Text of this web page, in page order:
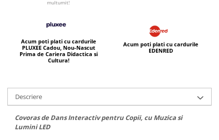
multumit!
Acum poti plati cu cardurile
PLUXEE Cadou, Nou-Nascut
Prima de Cariera Didactica si
Cultura!
Acum poti plati cu cardurile
EDENRED
Descriere
Covoras de Dans Interactiv pentru Copii, cu Muzica si
Lumini LED